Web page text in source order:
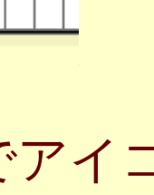
アイ